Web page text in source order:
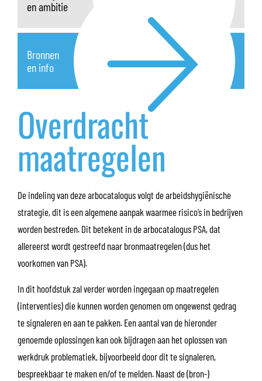
en ambitie
Bronnen
en info
Overdracht
maatregelen
De indeling van deze arbocatalogus volgt de arbeidshygiënische
strategie, dit is een algemene aanpak waarmee risico’s in bedrijven
worden bestreden. Dit betekent in de arbocatalogus PSA, dat
allereerst wordt gestreefd naar bronmaatregelen (dus het
voorkomen van PSA).
In dit hoofdstuk zal verder worden ingegaan op maatregelen
(interventies) die kunnen worden genomen om ongewenst gedrag
te signaleren en aan te pakken. Een aantal van de hieronder
genoemde oplossingen kan ook bijdragen aan het oplossen van
werkdruk problematiek, bijvoorbeeld door dit te signaleren,
bespreekbaar te maken en/of te melden. Naast de (bron-)